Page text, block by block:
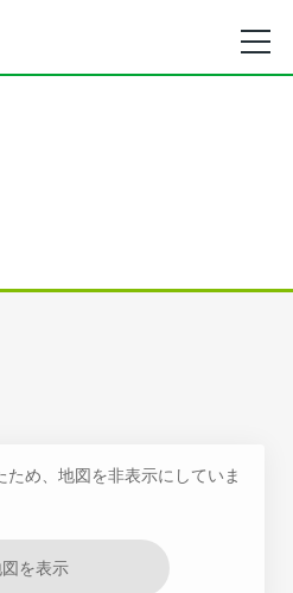
め、地図を非表示にしていま
を表示